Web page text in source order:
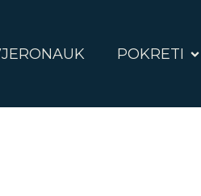
POKRETI